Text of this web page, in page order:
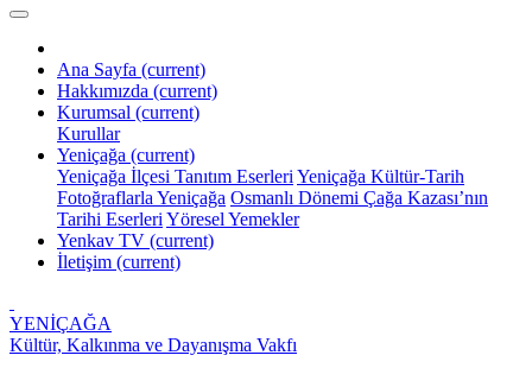
Ana Sayfa (current)
Hakkımızda (current)
Kurumsal (current)
Kurullar
Yeniçağa (current)
Yeniçağa İlçesi Tanıtım Eserleri Yeniçağa Kültür-Tarih
Fotoğraflarla Yeniçağa Osmanlı Dönemi Çağa Kazası’nın
Tarihi Eserleri Yöresel Yemekler
Yenkav TV (current)
İletişim (current)
YENİÇAĞA
Kültür, Kalkınma ve Dayanışma Vakfı